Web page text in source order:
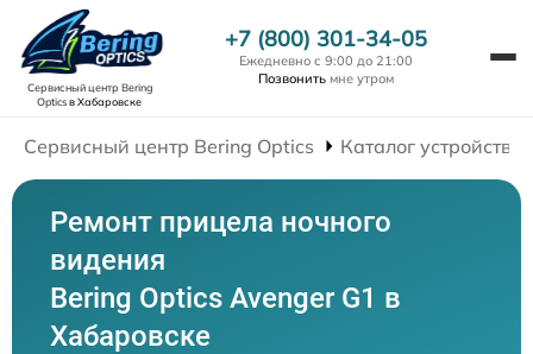
Сервисный центр Bering
Opticsв Хабаровске
+7 (800) 301-34-05
Ежедневно с 9:00 до 21:00
Позвонить мне утром
Сервисный центр Bering Optics Каталог устройств
Ремонт прицела ночного
видения
Bering Optics Avenger G1 в
Хабаровске